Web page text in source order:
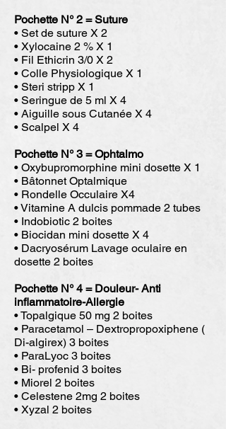
Pochette N° 2 = Suture
• Set de suture X 2
• Xylocaine 2 % X 1
• Fil Ethicrin 3/0 X 2
• Colle Physiologique X 1
• Steri stripp X 1
• Seringue de 5 ml X 4
• Aiguille sous Cutanée X 4
• Scalpel X 4
Pochette N° 3 = Ophtalmo
• Oxybupromorphine mini dosette X 1
• Bâtonnet Optalmique
• Rondelle Occulaire X4
• Vitamine A dulcis pommade 2 tubes
• Indobiotic 2 boites
• Biocidan mini dosette X 4
• Dacryosérum Lavage oculaire en
dosette 2 boites
Pochette N° 4 = Douleur- Anti
inflammatoire-Allergie
• Topalgique 50 mg 2 boites
• Paracetamol – Dextropropoxiphene (
Di-algirex) 3 boites
• ParaLyoc 3 boites
• Bi- profenid 3 boites
• Miorel 2 boites
• Celestene 2mg 2 boites
• Xyzal 2 boites